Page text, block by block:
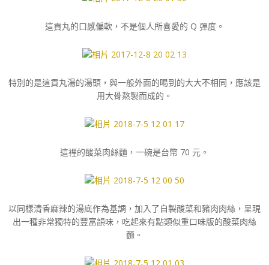
這貢丸的口感偏軟，不是個人所喜愛的 Q 彈度。
特別的是這貢丸湯的湯頭，與一般外面的喝到的大大不相同，應該是
用大骨熬製而成的。
這裡的酸菜肉絲麵，一碗是台幣 70 元。
以同樣清香麻辣的湯底作為基調，加入了自製酸菜和豬肉肉絲，呈現
出一種非常獨特的豐富韻味，吃起來有點類似重口味版的酸菜肉絲
麵。